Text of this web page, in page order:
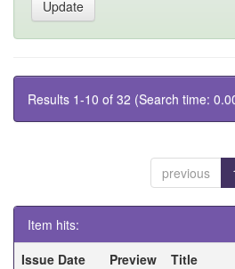
Results 1-10 of 32 (Search time:
previous
Item hits:
Issue Date
Preview Title